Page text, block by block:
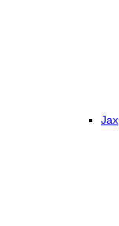
Jax